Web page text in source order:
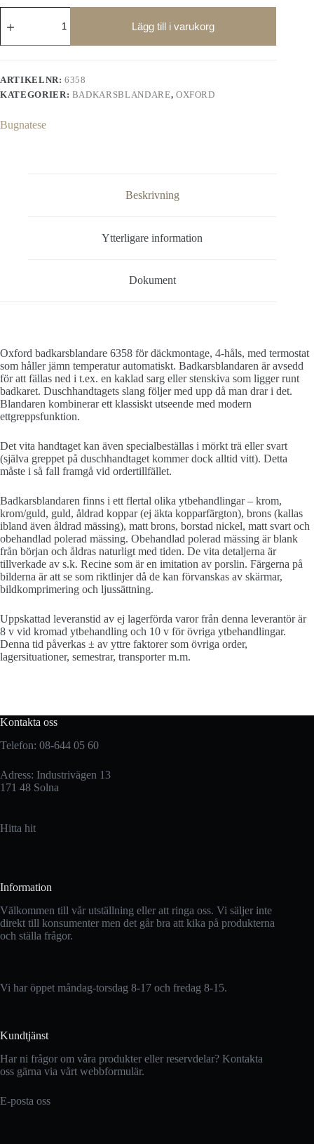
badkarsblandare
mängd
Lägg till i varukorg
ARTIKELNR:6358
KATEGORIER: BADKARSBLANDARE, OXFORD
Bugnatese
Beskrivning
Ytterligare information
Dokument
Oxford badkarsblandare 6358 för däckmontage, 4-håls, med termostat
som håller jämn temperatur automatiskt. Badkarsblandaren är avsedd
för att fällas ned i t.ex. en kaklad sarg eller stenskiva som ligger runt
badkaret. Duschhandtagets slang följer med upp då man drar i det.
Blandaren kombinerar ett klassiskt utseende med modern
ettgreppsfunktion.
Det vita handtaget kan även specialbeställas i mörkt trä eller svart
(själva greppet på duschhandtaget kommer dock alltid vitt). Detta
måste i så fall framgå vid ordertillfället.
Badkarsblandaren finns i ett flertal olika ytbehandlingar – krom,
krom/guld, guld, åldrad koppar (ej äkta kopparfärgton), brons (kallas
ibland även åldrad mässing), matt brons, borstad nickel, matt svart och
obehandlad polerad mässing. Obehandlad polerad mässing är blank
från början och åldras naturligt med tiden. De vita detaljerna är
tillverkade av s.k. Recine som är en imitation av porslin. Färgerna på
bilderna är att se som riktlinjer då de kan förvanskas av skärmar,
bildkomprimering och ljussättning.
Uppskattad leveranstid av ej lagerförda varor från denna leverantör är
8 v vid kromad ytbehandling och 10 v för övriga ytbehandlingar.
Denna tid påverkas ± av yttre faktorer som övriga order,
lagersituationer, semestrar, transporter m.m.
Kontakta oss
Telefon: 08-644 05 60
Adress: Industrivägen 13
171 48 Solna
Hitta hit
Information
Välkommen till vår utställning eller att ringa oss. Vi säljer inte
direkt till konsumenter men det går bra att kika på produkterna
och ställa frågor.
Vi har öppet måndag-torsdag 8-17 och fredag 8-15.
Kundtjänst
Har ni frågor om våra produkter eller reservdelar? Kontakta
oss gärna via vårt webbformulär.
E-posta oss